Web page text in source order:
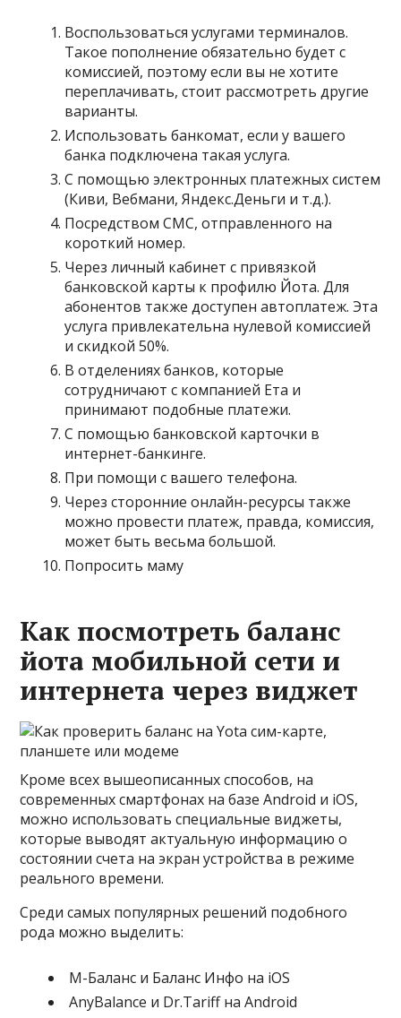
Воспользоваться услугами терминалов.
Такое пополнение обязательно будет с
комиссией, поэтому если вы не хотите
переплачивать, стоит рассмотреть другие
варианты.
Использовать банкомат, если у вашего
банка подключена такая услуга.
С помощью электронных платежных систем
(Киви, Вебмани, Яндекс.Деньги и т.д.).
Посредством СМС, отправленного на
короткий номер.
Через личный кабинет с привязкой
банковской карты к профилю Йота. Для
абонентов также доступен автоплатеж. Эта
услуга привлекательна нулевой комиссией
и скидкой 50%.
В отделениях банков, которые
сотрудничают с компанией Ета и
принимают подобные платежи.
С помощью банковской карточки в
интернет-банкинге.
При помощи с вашего телефона.
Через сторонние онлайн-ресурсы также
можно провести платеж, правда, комиссия,
может быть весьма большой.
Попросить маму
Как посмотреть баланс
йота мобильной сети и
интернета через виджет
Кроме всех вышеописанных способов, на
современных смартфонах на базе Android и iOS,
можно использовать специальные виджеты,
которые выводят актуальную информацию о
состоянии счета на экран устройства в режиме
реального времени.
Среди самых популярных решений подобного
рода можно выделить:
М-Баланс и Баланс Инфо на iOS
AnyBalance и Dr.Tariff на Android